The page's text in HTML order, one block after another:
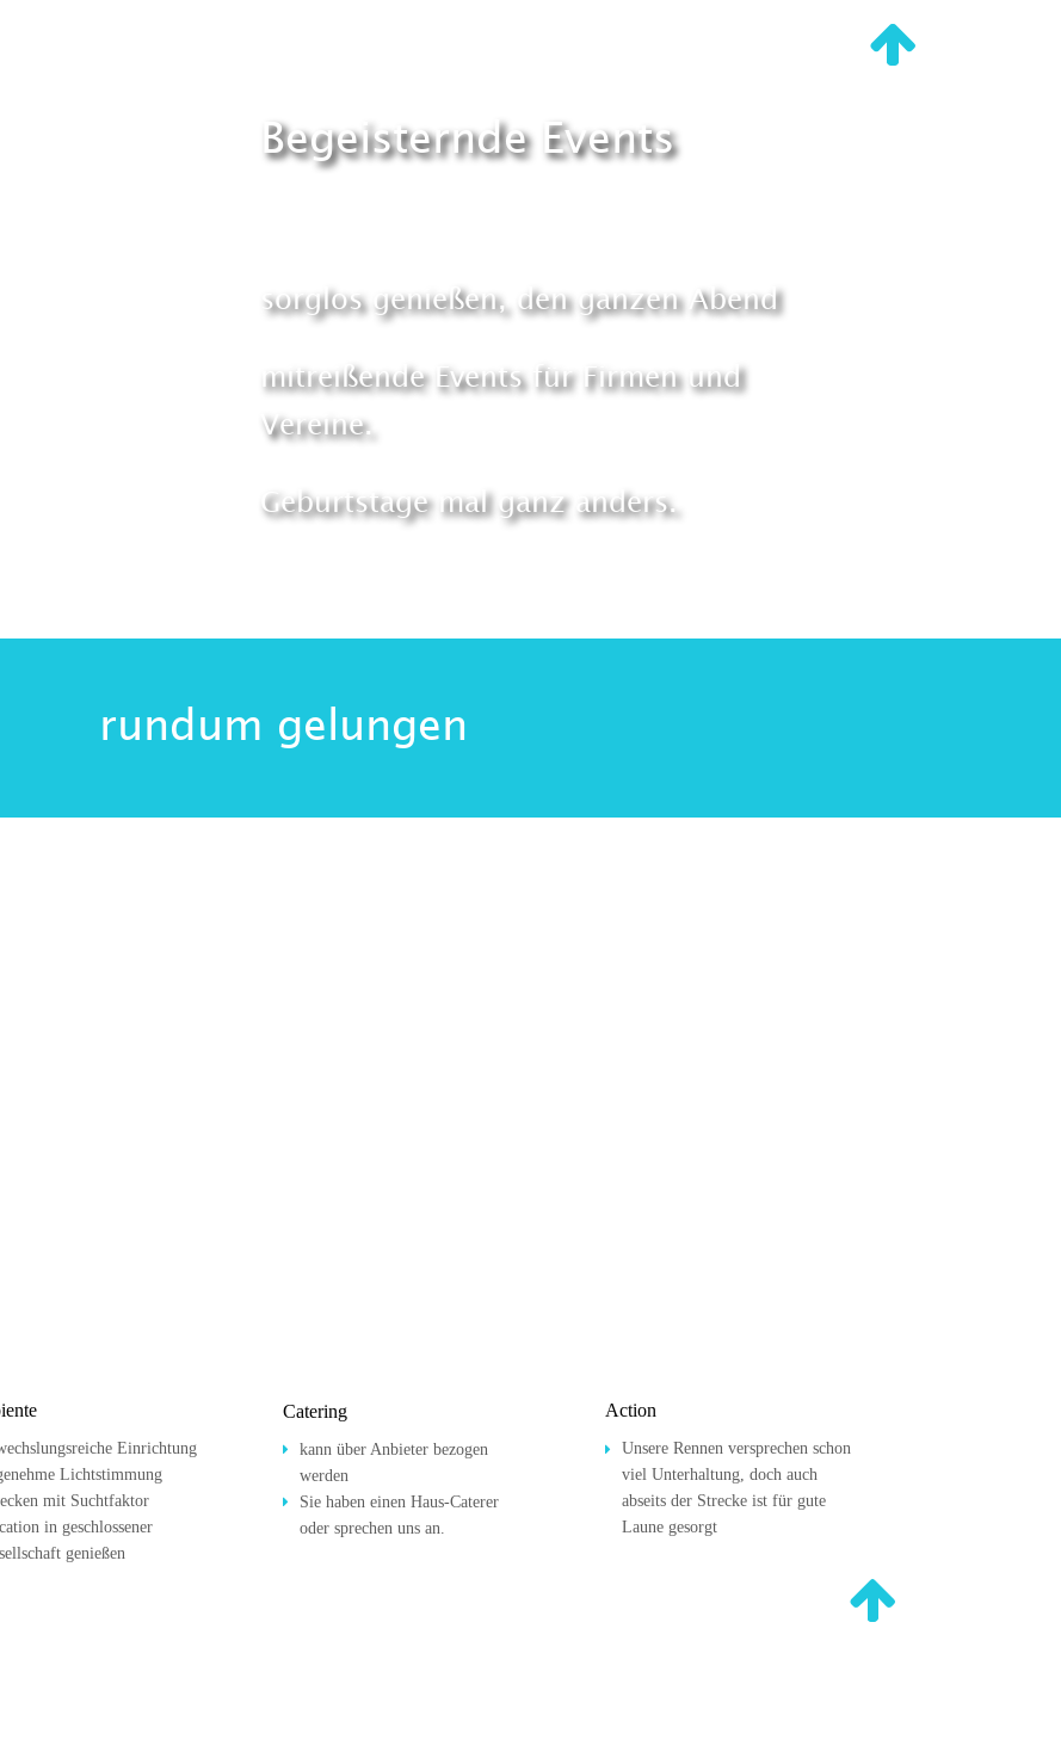
Begeisternde Events
sorglos genießen, den ganzen Abend
mitreißende Events für Firmen und
Vereine.
Geburtstage mal ganz anders.
rundum gelungen
Einrichtung
Lichtstimmung
mit Suchtfaktor
in geschlossener
genießen
Catering
kann über Anbieter bezogen
werden
Sie haben einen Haus-Caterer
oder sprechen uns an.


Action
Unsere Rennen versprechen schon
viel Unterhaltung, doch auch
abseits der Strecke ist für gute
Laune gesorgt
